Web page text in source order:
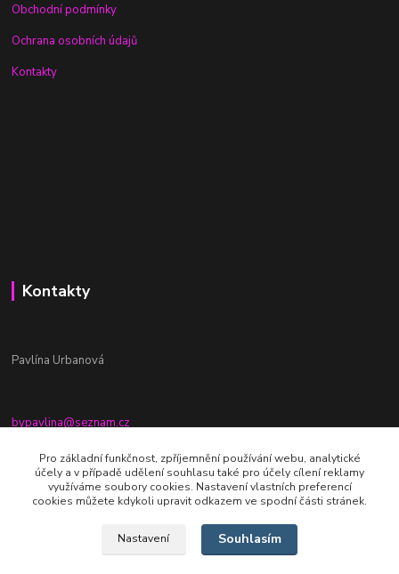
Obchodní podmínky
Ochrana osobních údajů
Kontakty
Kontakty
Pavlína Urbanová
bypavlina@seznam.cz
+420774917196
Fb stránka - By pavlina
Pro základní funkčnost, zpříjemnění používání webu, analytické
účely a v případě udělení souhlasu také pro účely cílení reklamy
využíváme soubory cookies. Nastavení vlastních preferencí
cookies můžete kdykoli upravit odkazem ve spodní části stránek.
Nastavení Souhlasím